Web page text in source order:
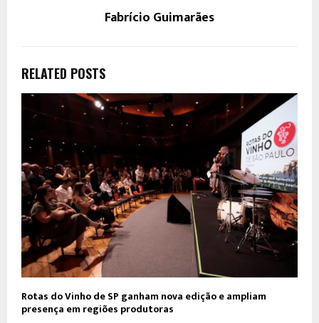
Fabrício Guimarães
RELATED POSTS
Rotas do Vinho de SP ganham nova edição e ampliam
presença em regiões produtoras